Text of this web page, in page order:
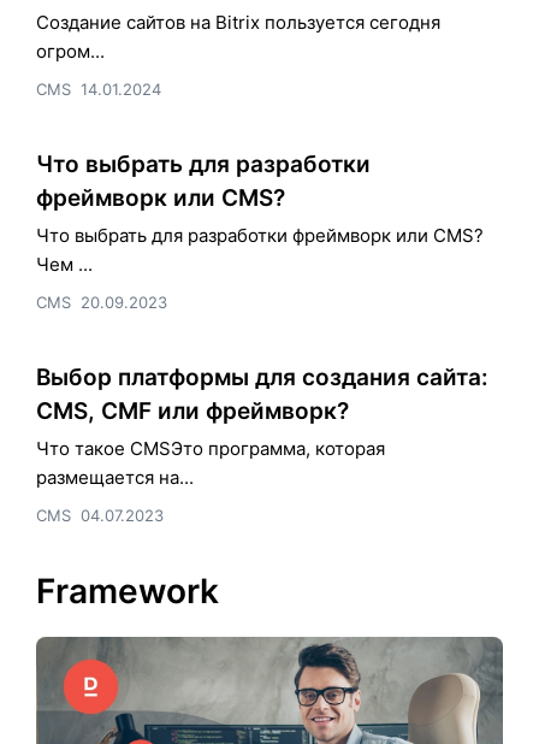
Создание сайтов на Bitrix пользуется сегодня
огром...
CMS 14.01.2024
Что выбрать для разработки
фреймворк или CMS?
Что выбрать для разработки фреймворк или CMS?
Чем ...
CMS 20.09.2023
Выбор платформы для создания сайта:
CMS, CMF или фреймворк?
Что такое CMSЭто программа, которая
размещается на...
CMS 04.07.2023
Framework